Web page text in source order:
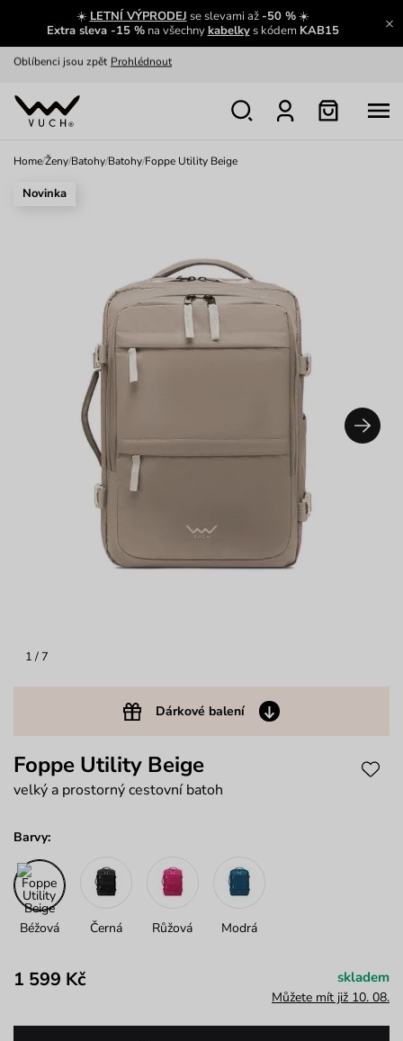
☀️ LETNÍ VÝPRODEJ se slevami až -50 %☀️
Extra sleva -15 %na všechnykabelkys kódem KAB15
Oblíbenci jsou zpět Prohlédnout
Nech se inspirovat Ukázat
Home/Ženy/Batohy/Batohy/Foppe Utility Beige
1 / 7
Dárkové balení
Novinka
Foppe Utility Beige
velký a prostorný cestovní batoh
Barvy:
Béžová Černá Růžová Modrá
1 599 Kč skladem
Můžete mít již 10. 08.